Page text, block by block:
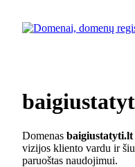
Domenas baigiustatyti.lt
vizijos kliento vardu ir
paruoštas naudojimui.